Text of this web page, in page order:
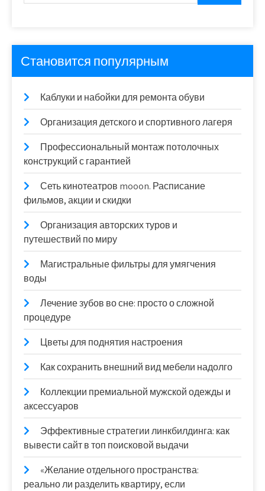
Становится популярным
Каблуки и набойки для ремонта обуви
Организация детского и спортивного лагеря
Профессиональный монтаж потолочных
конструкций с гарантией
Сеть кинотеатров mooon. Расписание
фильмов, акции и скидки
Организация авторских туров и
путешествий по миру
Магистральные фильтры для умягчения
воды
Лечение зубов во сне: просто о сложной
процедуре
Цветы для поднятия настроения
Как сохранить внешний вид мебели надолго
Коллекции премиальной мужской одежды и
аксессуаров
Эффективные стратегии линкбилдинга: как
вывести сайт в топ поисковой выдачи
«Желание отдельного пространства:
реально ли разделить квартиру, если